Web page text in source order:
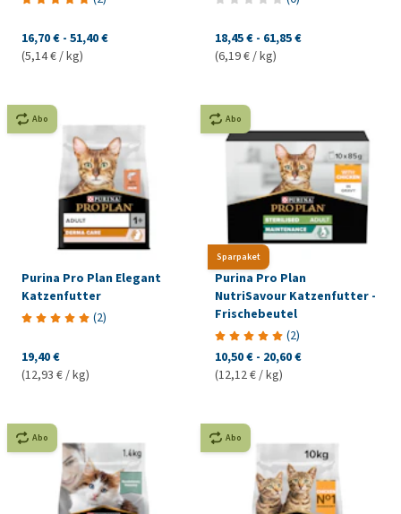
16,70 € - 51,40 €
(5,14 € / kg)
18,45 € - 61,85 €
(6,19 € / kg)
Abo
Purina Pro Plan Elegant
Katzenfutter
(2)
19,40 €
(12,93 € / kg)
Sparpaket
Abo
Purina Pro Plan
NutriSavour Katzenfutter -
Frischebeutel
(2)
10,50 € - 20,60 €
(12,12 € / kg)
Abo Abo